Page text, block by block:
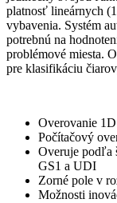
platnosť lineárnych
vybavenia. Systém
potrebnú na
problémové miesta.
pre klasifikáciu
Overovanie
Počítačový
Overuje podľa
GS1 a UDI
Zorné pole v
Možnosti